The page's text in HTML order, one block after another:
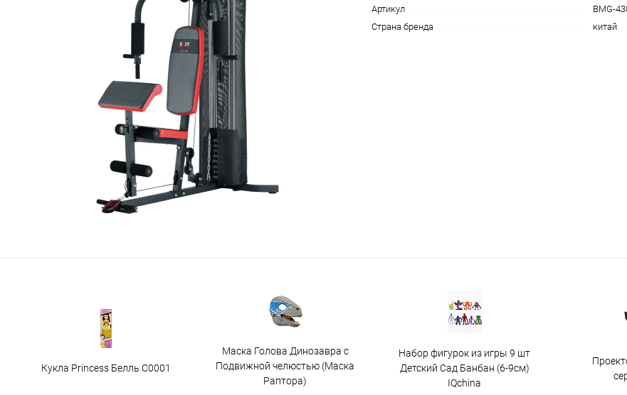
Артикул
BMG-
Страна бренда
китай
Кукла Princess Белль C0001
Маска Голова Динозавра с
Подвижной челюстью (Маска
Раптора)
Набор фигурок из игры 9 шт
Детский Сад Банбан (6-9см)
IQchina